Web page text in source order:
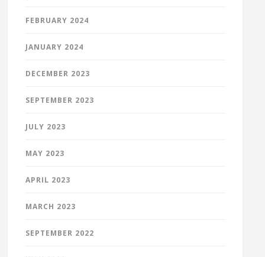
FEBRUARY 2024
JANUARY 2024
DECEMBER 2023
SEPTEMBER 2023
JULY 2023
MAY 2023
APRIL 2023
MARCH 2023
SEPTEMBER 2022